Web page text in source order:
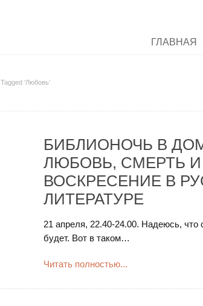
ГЛАВНАЯ
Tagged ‘Любовь‘
БИБЛИОНОЧЬ В
ЛЮБОВЬ, СМЕРТЬ И
ВОСКРЕСЕНИЕ В
ЛИТЕРАТУРЕ
21 апреля, 22.40-24.00. Надеюсь, что
будет. Вот в таком…
Читать полностью...